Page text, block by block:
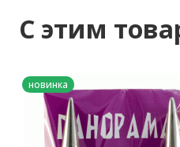
C этим
новинка